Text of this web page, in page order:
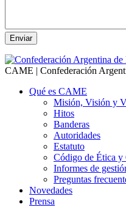
CAME | Confederación
Qué es CAME
Misión, Visión y
Hitos
Banderas
Autoridades
Estatuto
Código de Ética y
Informes de
Preguntas
Novedades
Prensa